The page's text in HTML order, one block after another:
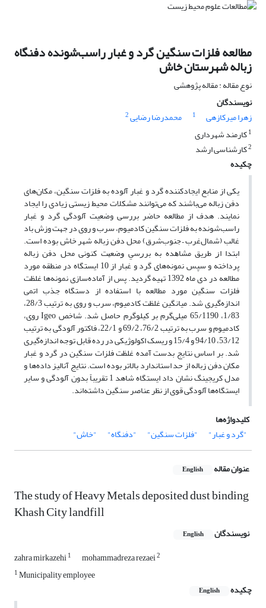
مطالعه فلزات سنگین گرد و غبار راسب‌شونده دفنگاه
زباله شهرستان خاش
نوع مقاله : مقاله پژوهشی
نویسندگان
زهرا میرکازهی
1 محمدرضا رضایی2
1کارمند شهرداری
2کارشناسی ارشد
چکیده
یکی از منابع ایجاد‌کننده گرد‌‌ و ‌غبار آلوده به فلزات سنگین، مکان‌های
دفن زباله می‌باشند که می‌توانند مشکلات محیط‌ زیستی زیادی را ایجاد
نمایند. هدف از مطالعه حاضر بررسی وضعیت آلودگی گرد و غبار
راسب‌شونده به فلزات سنگین کادمیوم، سرب و روی در جهت وزش باد
غالب (شمال‌غرب – جنوب‌شرق) محل دفن زباله شهر خاش بوده است.
ﺍﺑﺘﺪﺍ ﺍﺯ ﻃﺮﻳﻖ ﻣﺸﺎﻫﺪه ﺑﻪ ﺑﺮﺭﺳﻲ ﻭﺿﻌﻴﺖ کنونی محل دفن زباله
پرداخته و سپس نمونه‌های گرد و غبار از 10 ایستگاه در منطقه مورد
مطالعه در دی ماه 1392 تهیه گردید. پس از آماده‌سازی نمونه‌ها غلظت
فلزات سنگین مورد مطالعه با استفاده از دستگاه جذب اتمی
اندازه‌گیری شد. میانگین غلظت کادمیوم، سرب و روی به ترتیب 28/3،
1/83، 65/1190 میلی‌گرم بر کیلوگرم حاصل شد. شاخص Igeo روی،
کادمیوم و سرب به ترتیب 76/2، 69/2 و 22/1، فاکتور آلودگی به ترتیب
53/12، 94/10 و 15/4 و ریسک اکولوژیکی در رده قابل توجه اندازه‌گیری
شد. بر اساس نتایج بدست آمده غلظت فلزات سنگین در گرد و غبار
مکان دفن زباله از حد استاندارد بالاتر بوده است. نتایج آنالیز دا‌ده‌ها و
مدل کریجینگ نشان داد ایستگاه شاهد 1 تقریباً بدون آلودگی و سایر
ایستگاه‌ها آلودگی قوی از نظر عناصر سنگین داشته‌اند.
کلیدواژه‌ها
"گرد و غبار"
"فلزات سنگین" "دفنگاه" "خاش"
عنوان مقاله English
The study of Heavy Metals deposited dust binding
Khash City landfill
نویسندگان English
zahra mirkazehi1 mohammadreza rezaei2
1Municipality employee
چکیده
English